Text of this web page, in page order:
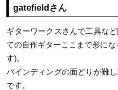
gatefieldさん
ギターワークスさんで工具な
ての自作ギターここまで形に
す)。
バインディングの面どりが難
です。